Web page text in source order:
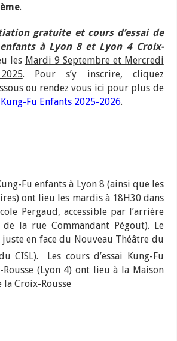
.
gratuite et cours d’essai de
enfants à Lyon 8 et Lyon 4 Croix-
les Mardi 9 Septembre et Mercredi
. Pour s’y inscrire, cliquez
ou rendez vous ici pour plus de
Fu Enfants 2025-2026.
Fu enfants à Lyon 8 (ainsi que les
ont lieu les mardis à 18H30 dans
Pergaud, accessible par l’arrière
de la rue Commandant Pégout). Le
juste en face du Nouveau Théâtre du
CISL). Les cours d’essai Kung-Fu
(Lyon 4) ont lieu à la Maison
la Croix-Rousse